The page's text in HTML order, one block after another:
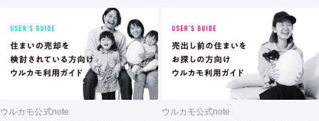
ウルカモ公式note ウルカモ公式note